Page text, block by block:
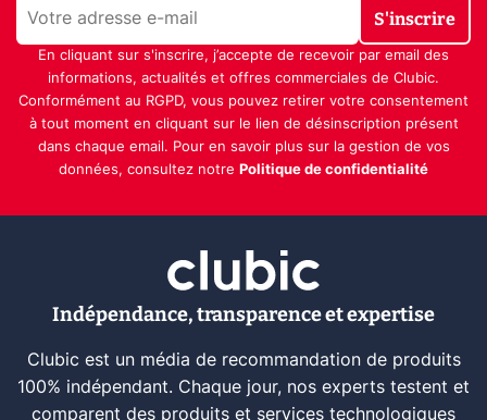
S'inscrire
En cliquant sur s'inscrire, j’accepte de recevoir par email des
informations, actualités et offres commerciales de Clubic.
Conformément au RGPD, vous pouvez retirer votre consentement
à tout moment en cliquant sur le lien de désinscription présent
dans chaque email. Pour en savoir plus sur la gestion de vos
données, consultez notre Politique de confidentialité
Indépendance, transparence et expertise
Clubic est un média de recommandation de produits
100% indépendant. Chaque jour, nos experts testent et
comparent des produits et services technologiques